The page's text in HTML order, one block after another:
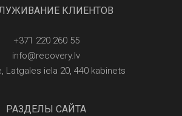
КЛИЕНТОВ
+371 220 260 55
info@recovery.lv
Latgales iela 20, 440 kabinets
РАЗДЕЛЫ САЙТА